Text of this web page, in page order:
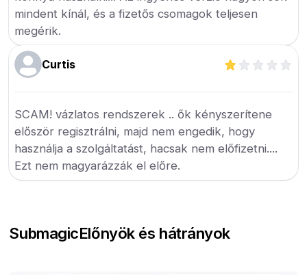
mindent kínál, és a fizetős csomagok teljesen
megérik.
Curtis
SCAM! vázlatos rendszerek .. ők kényszerítene
először regisztrálni, majd nem engedik, hogy
használja a szolgáltatást, hacsak nem előfizetni....
Ezt nem magyarázzák el előre.
SubmagicElőnyök és hátrányok